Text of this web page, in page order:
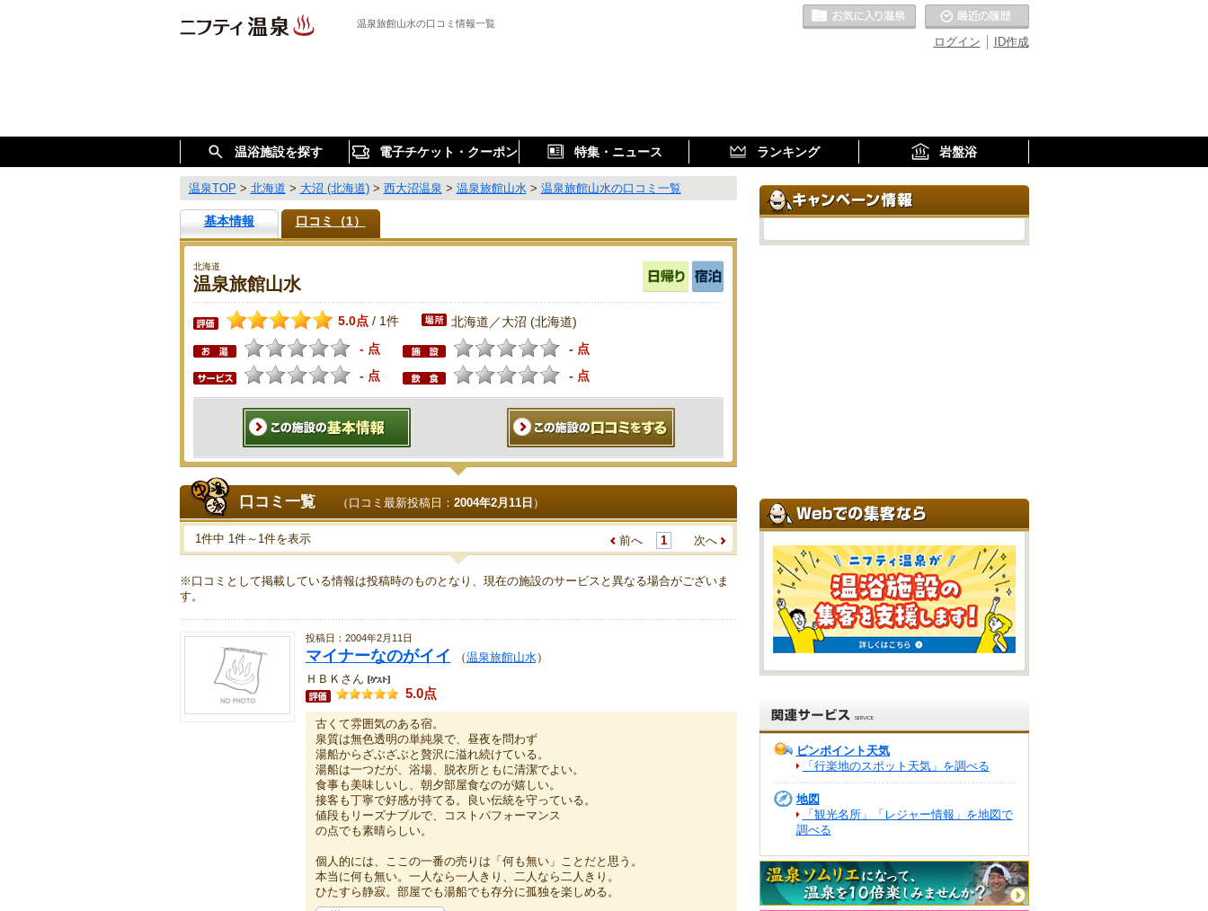
温泉旅館山水の口コミ情報一覧
ID作成
ログイン
お気に入りの温泉
温浴施設を探す 電子チケット・クーポン 特集・ニュース ランキング 岩盤浴
温泉TOP > 北海道 > 大沼 (北海道)> 西大沼温泉 > 温泉旅館山水> 温泉旅館山水の口コミ一覧
基本情報 口コミ（1）
北海道
温泉旅館山水
5.0点 / 1件 北海道／大沼 (北海道)
- 点
- 点
- 点
- 点
口コミ一覧 （口コミ最新投稿日： 2004年2月11日 ）
1件中 1件～1件を表示 前へ 1 次へ
※口コミとして掲載している情報は投稿時のものとなり、現在の施設のサービスと異なる場合がございま
す。
投稿日：2004年2月11日
マイナーなのがイイ （温泉旅館山水）
ＨＢＫさん
5.0点
古くて雰囲気のある宿。
泉質は無色透明の単純泉で、昼夜を問わず
湯船からざぶざぶと贅沢に溢れ続けている。
湯船は一つだが、浴場、脱衣所ともに清潔でよい。
食事も美味しいし、朝夕部屋食なのが嬉しい。
接客も丁寧で好感が持てる。良い伝統を守っている。
値段もリーズナブルで、コストパフォーマンス
の点でも素晴らしい。
個人的には、ここの一番の売りは「何も無い」ことだと思う。
本当に何も無い。一人なら一人きり、二人なら二人きり。
ひたすら静寂。部屋でも湯船でも存分に孤独を楽しめる。
ピンポイント天気
「行楽地のスポット天気」を調べる
地図
「観光名所」「レジャー情報」を地図で
調べる